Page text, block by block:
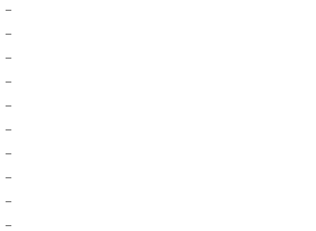
–
–
–
–
–
–
–
–
–
–